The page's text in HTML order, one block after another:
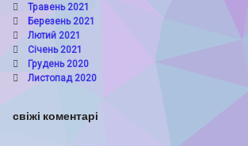
Травень 2021
Березень 2021
Лютий 2021
Січень 2021
Грудень 2020
Листопад 2020
свіжі коментарі